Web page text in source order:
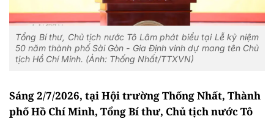
Tổng Bí thư, Chủ tịch nước Tô Lâm phát biểu tại Lễ kỷ niệm
50 năm thành phố Sài Gòn - Gia Định vinh dự mang tên Chủ
tịch Hồ Chí Minh. (Ảnh: Thống Nhất/TTXVN)
Sáng 2/7/2026, tại Hội trường Thống Nhất, Thành
phố Hồ Chí Minh, Tổng Bí thư, Chủ tịch nước Tô